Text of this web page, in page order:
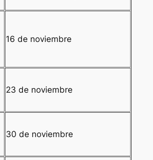
16 de noviembre
23 de noviembre
30 de noviembre